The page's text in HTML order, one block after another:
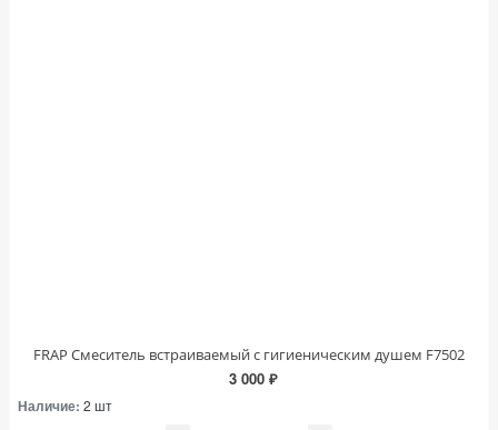
FRAP Смеситель встраиваемый с гигиеническим душем F7502
3 000 ₽
Наличие: 2 шт